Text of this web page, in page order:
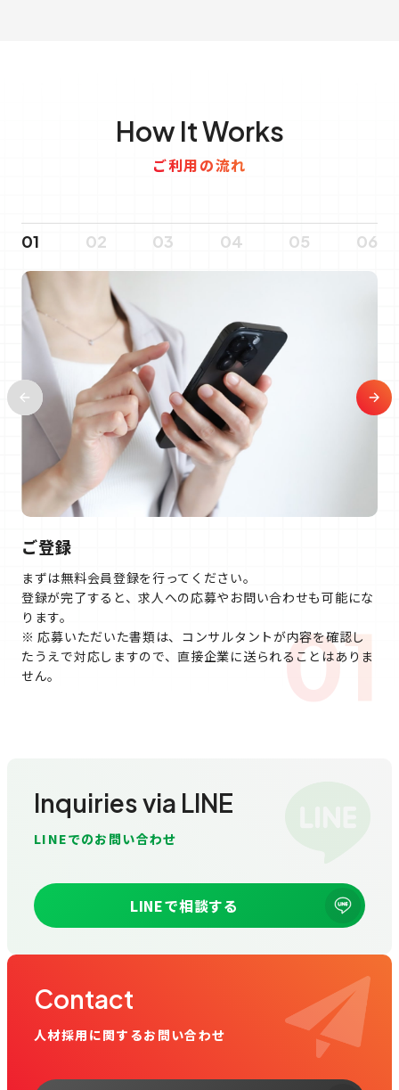
How It Works
ご利用の流れ
01
ご登録
まずは無料会員登録を行ってください。
登録が完了すると、求人への応募やお問い合わせも可能にな
ります。
※ 応募いただいた書類は、コンサルタントが内容を確認し
たうえで対応しますので、直接企業に送られることはありま
せん。
01 02 03 04 05 06
Inquiries via LINE
LINEでのお問い合わせ
LINEで相談する
Contact
人材採用に関するお問い合わせ